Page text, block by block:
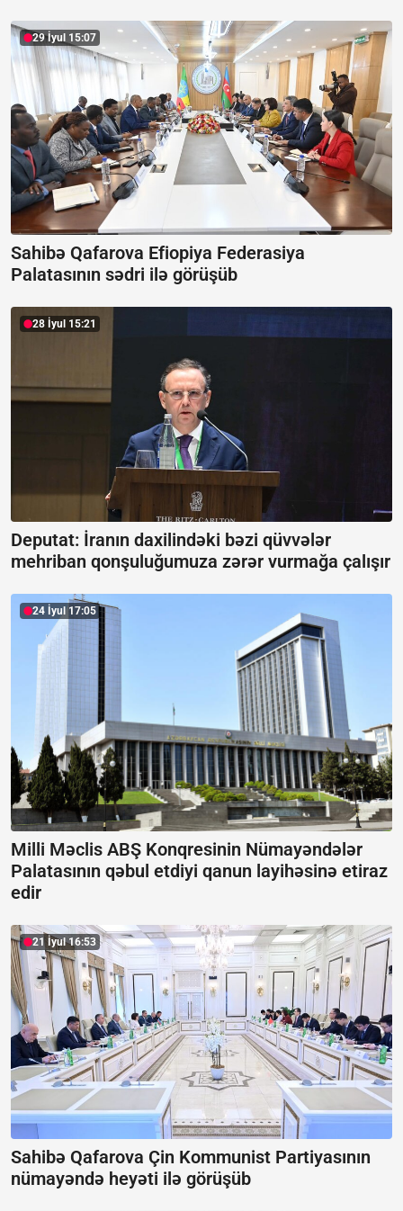
29 İyul 15:07
Sahibə Qafarova Efiopiya Federasiya
Palatasının sədri ilə görüşüb
28 İyul 15:21
Deputat: İranın daxilindəki bəzi qüvvələr
mehriban qonşuluğumuza zərər vurmağa çalışır
24 İyul 17:05
Milli Məclis ABŞ Konqresinin Nümayəndələr
Palatasının qəbul etdiyi qanun layihəsinə etiraz
edir
21 İyul 16:53
Sahibə Qafarova Çin Kommunist Partiyasının
nümayəndə heyəti ilə görüşüb